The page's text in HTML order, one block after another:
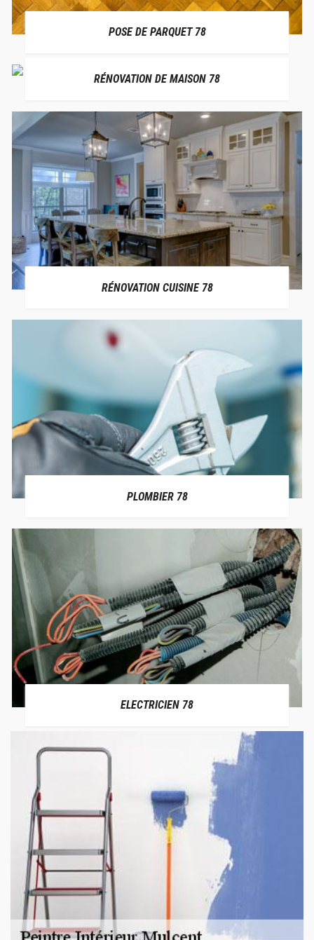
POSE DE PARQUET 78
RÉNOVATION DE MAISON 78
RÉNOVATION CUISINE 78
PLOMBIER 78
ELECTRICIEN 78